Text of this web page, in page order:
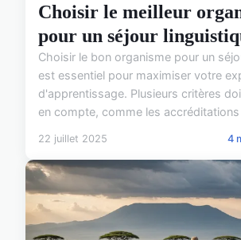
Choisir le meilleur
pour un séjour
Choisir le bon organisme pour un
est essentiel pour maximiser votre
d'apprentissage. Plusieurs critères
en compte, comme les
22 juillet 2025 4